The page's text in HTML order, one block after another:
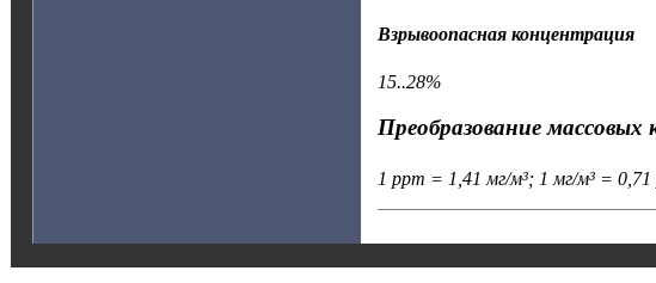
Взрывоопасная концентрация
15..28%
Преобразование
1 ppm = 1,41 мг/м³; 1 мг/м³ =